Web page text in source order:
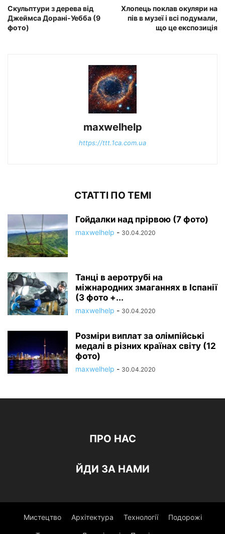
Скульптури з дерева від
Джеймса Дорані-Уебба (9
фото)
Хлопець поклав окуляри на
пів в музеї і всі подумали,
що це експозиція
maxwelhelp
https://ttt.1ca.com.ua
СТАТТІ ПО ТЕМІ
Гойдалки над прірвою (7 фото)
maxwelhelp - 30.04.2020
Танці в аеротрубі на
міжнародних змаганнях в Іспанії
(3 фото +...
maxwelhelp - 30.04.2020
Розміри виплат за олімпійські
медалі в різних країнах світу (12
фото)
maxwelhelp - 30.04.2020
ПРО НАС
ЙДИ ЗА НАМИ
Мистецтво Архітектура Технології Подорожі